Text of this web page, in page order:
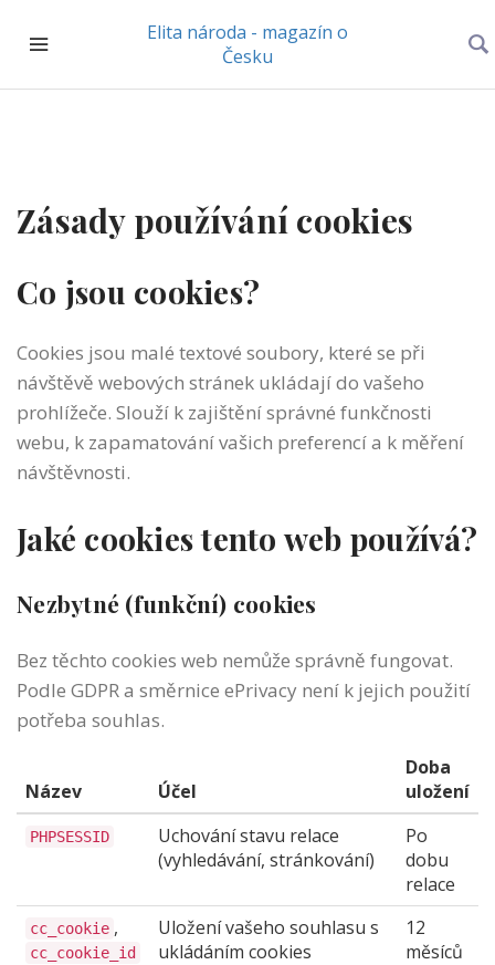
Elita národa - magazín o
Česku
Zásady používání cookies
Co jsou cookies?
Cookies jsou malé textové soubory, které se při
návštěvě webových stránek ukládají do vašeho
prohlížeče. Slouží k zajištění správné funkčnosti
webu, k zapamatování vašich preferencí a k měření
návštěvnosti.
Jaké cookies tento web používá?
Nezbytné (funkční) cookies
Bez těchto cookies web nemůže správně fungovat.
Podle GDPR a směrnice ePrivacy není k jejich použití
potřeba souhlas.
Název Účel
Doba
uložení
PHPSESSID
Uchování stavu relace
(vyhledávání, stránkování)
Po
dobu
relace
cc_cookie ,
cc_cookie_id
Uložení vašeho souhlasu s
ukládáním cookies
12
měsíců